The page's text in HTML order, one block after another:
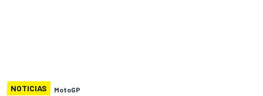
NOTICIAS MotoGP